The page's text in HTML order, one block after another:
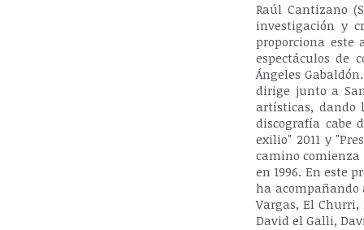
Raúl Cantizano
investigación y
proporciona este
espectáculos de
Ángeles
dirige junto a
artísticas, dando
discografía cabe
exilio" 2011 y
camino comienza
en 1996. En este
ha acompañando
Vargas, El Churri,
David el Galli,